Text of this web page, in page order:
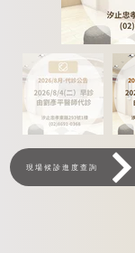
現場候診進度查詢